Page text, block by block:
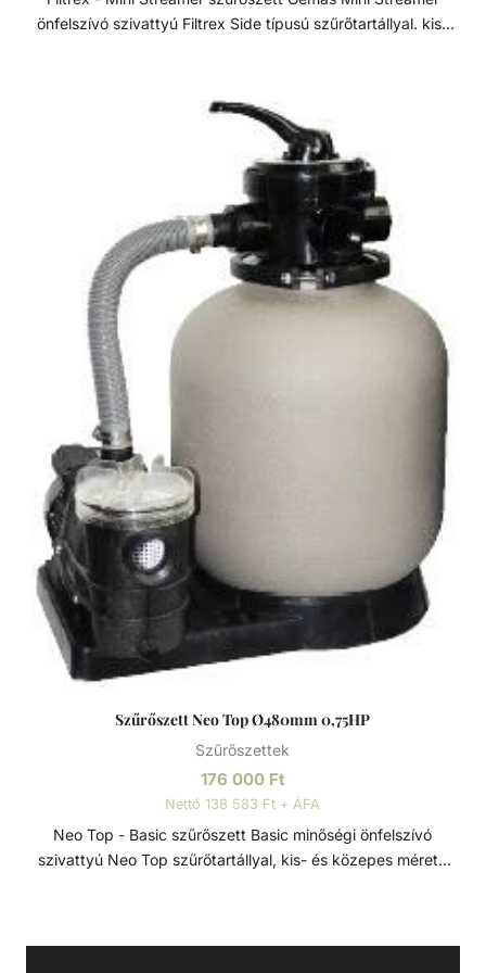
szabadon áramló teljesítményt biztosít. Precíziósan
önfelszívó szivattyú Filtrex Side típusú szűrőtartállyal. kis-
hogy az energiahatékonyság és a kiemelkedő víztisztaság
ideális kombinációját kínálják. A szűrőméretek, szivattyúk
és tartozékok széles választéka lehetővé teszi, hogy az
medencéhez legjobban illeszkedő rendszert válasszuk. A
szűrőrendszereket gyors összeszerelésre és az
alkatrészek precíz összhangolt működésre tervezték. A
szivattyúk és szűrők teljesítménye a maximális áramlás és
energiahatékonyság érdekében van összehangolva. A
szűrők polipropilénből vannak öntve a hosszú élettartam
érdekében. Mini Streamer szivattyú Gemas Mini Streamer
előszűrős önfelszívó szivattyú, termoplasztik műanyagból.
Minden típusú kis méretű medencéhez telepíthető. Minden
eleme korrózióálló, erősített termoplasztikból készül a
tartósság és hosszú élettartam érdekében. Szívó és nyomó
csatlakozása 1 1/2”. Filtrex Side szűrőtartály Megbízható,
üvegszál erősítésű laminált poliészter Filtrex szűrőtartály,
hatfunkciós oldalszeleppel és nyomásmérő órával.
Opcionálisan vinilészter bevonattal. Tartozéka a
hatfunkciós oldalszelep és a nyomásmérő óra. Műszaki
adatok: - Teszt nyomás 3,5 bar. - Üzemi nyomás max. 2,0
bar. - Szűrési sebesség 50 m/h.
Szűrőszett Neo Top Ø480mm 0,75HP
Szűrőszettek
176 000 Ft
Nettó 138 583 Ft + ÁFA
Neo Top - Basic szűrőszett Basic minőségi önfelszívó
szivattyú Neo Top szűrőtartállyal, kis- és közepes méretű